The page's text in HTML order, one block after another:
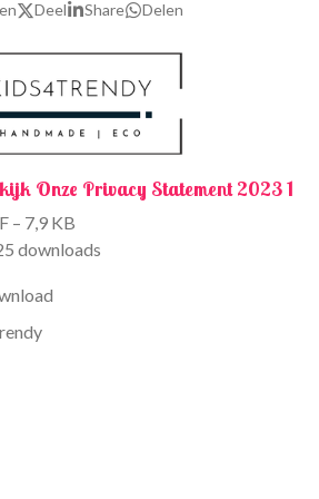
o
r
Deel Share Delen
Onze Privacy Statement 2023 1
– 7,9 KB
downloads